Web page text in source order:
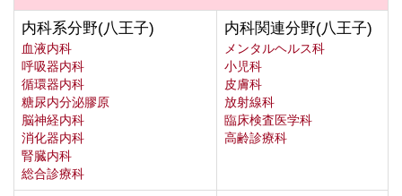
内科系分野(八王子)
血液内科
呼吸器内科
循環器内科
糖尿内分泌膠原
脳神経内科
消化器内科
腎臓内科
総合診療科
内科関連分野(八王子)
メンタルヘルス科
小児科
皮膚科
放射線科
臨床検査医学科
高齢診療科